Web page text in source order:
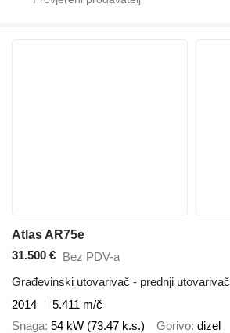
Atlas AR75e
31.500 € Bez PDV-a
Građevinski utovarivač - prednji utovarivač
2014
5.411 m/č
Snaga 54 kW (73.47 k.s.) Gorivo dizel